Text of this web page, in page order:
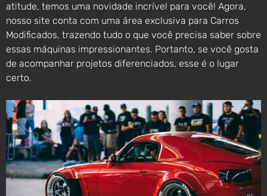
atitude, temos uma novidade incrível para você! Agora,
nosso site conta com uma área exclusiva para Carros
Modificados, trazendo tudo o que você precisa saber sobre
essas máquinas impressionantes. Portanto, se você gosta
de acompanhar projetos diferenciados, esse é o lugar
certo.